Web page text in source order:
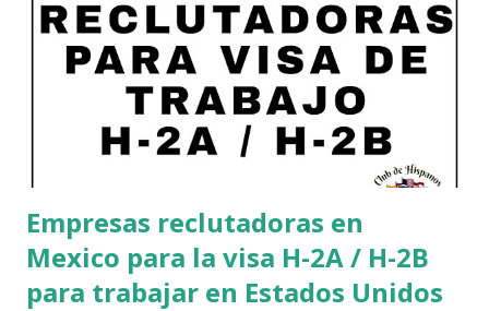
Empresas reclutadoras en
Mexico para la visa H-2A / H-2B
para trabajar en Estados Unidos